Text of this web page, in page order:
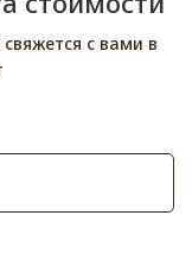
с вами в